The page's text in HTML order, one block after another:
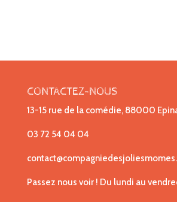
CONTACTEZ-NOUS
13-15 rue de la comédie, 88000
03 72 54 04 04
Passez nous voir ! Du lundi au